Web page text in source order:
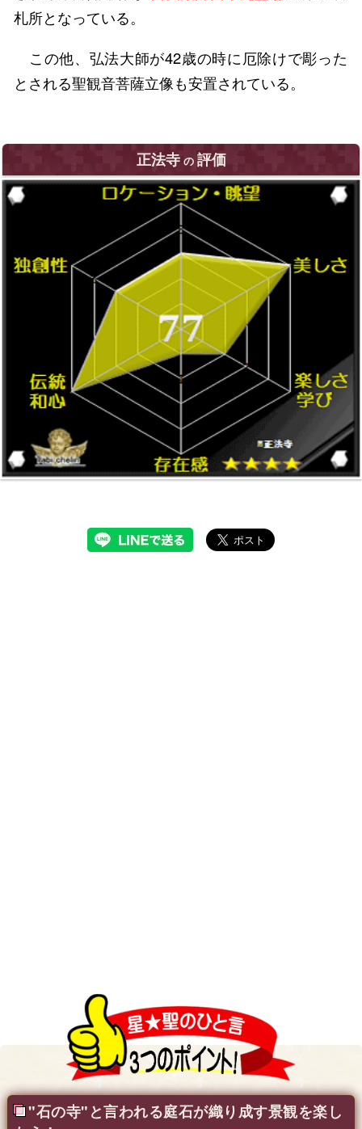
札所となっている。
この他、弘法大師が42歳の時に厄除けで彫った
とされる聖観音菩薩立像も安置されている。
正法寺の 評価
"石の寺"と言われる庭石が織り成す景観を楽し